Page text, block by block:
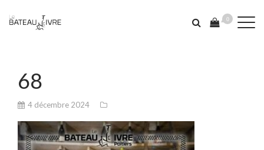
0
68
4 décembre 2024